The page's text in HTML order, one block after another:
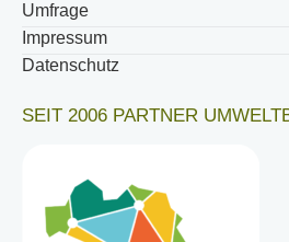
Umfrage
Impressum
Datenschutz
SEIT 2006 PARTNER